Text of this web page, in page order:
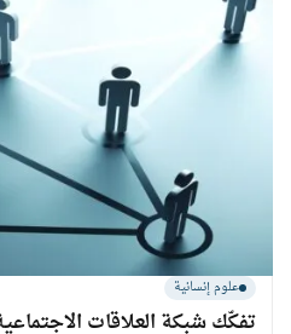
علوم إنسانية
تفكّك شبكة العلاقات